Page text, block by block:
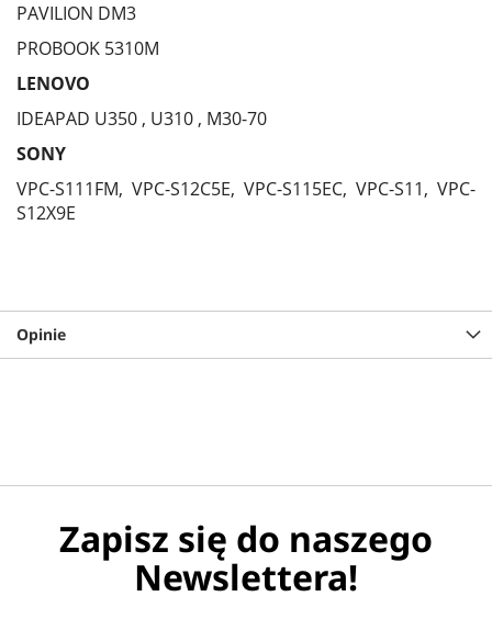
PAVILION DM3
PROBOOK 5310M
LENOVO
IDEAPAD U350 , U310 , M30-70
SONY
VPC-S111FM, VPC-S12C5E, VPC-S115EC, VPC-S11, VPC-
S12X9E
Opinie
Zapisz się do naszego
Newslettera!